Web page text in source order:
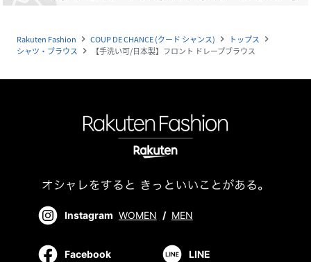
Rakuten Fashion navigate_next COUP DE CHANCE (クード シャンス) navigate_next トップス navigate_next
シャツ・ブラウス navigate_next 【手洗い可/日本製】フロント ドレープブラウス
Instagram WOMEN / MEN
Facebook LINE